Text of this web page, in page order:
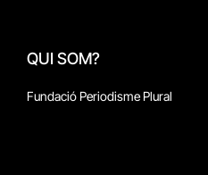
QUI SOM?
Fundació Periodisme Plural